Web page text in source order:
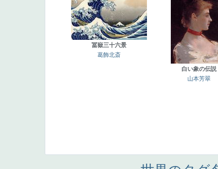
冨嶽三十六景
葛飾北斎
白い象の伝説
山本芳翠